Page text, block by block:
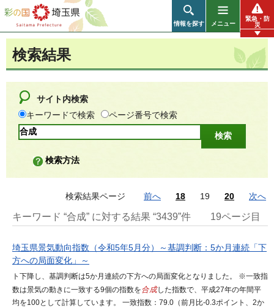
彩の国 埼玉県
情報を探す メニュー
緊急・防
災
検索結果
サイト内検索
キーワードで検索
ページ番号で検索
検索方法
検索結果ページ 前へ 18 19 20 次へ
キーワード “合成” に対する結果 “3439”件 19ページ目
埼玉県景気動向指数（令和5年5月分）～基調判断：5か月連続「下
方への局面変化」～
ト下降し、基調判断は5か月連続の下方への局面変化となりました。 ※一致指
数は景気の動きに一致する9個の指数を合成した指数で、平成27年の年間平
均を100として計算しています。 一致指数：79.0（前月比-0.3ポイント、2か